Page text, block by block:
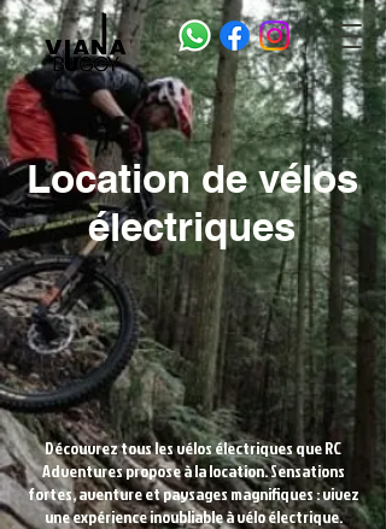
Location de vélos
électriques
Découvrez tous les vélos électriques que RC
Adventures propose à la location. Sensations
fortes, aventure et paysages magnifiques : vivez
une expérience inoubliable à vélo électrique.